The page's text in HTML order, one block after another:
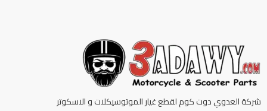
شركة العدوي دوت كوم لقطع غيار الموتوسيكلات و الاسكوتر